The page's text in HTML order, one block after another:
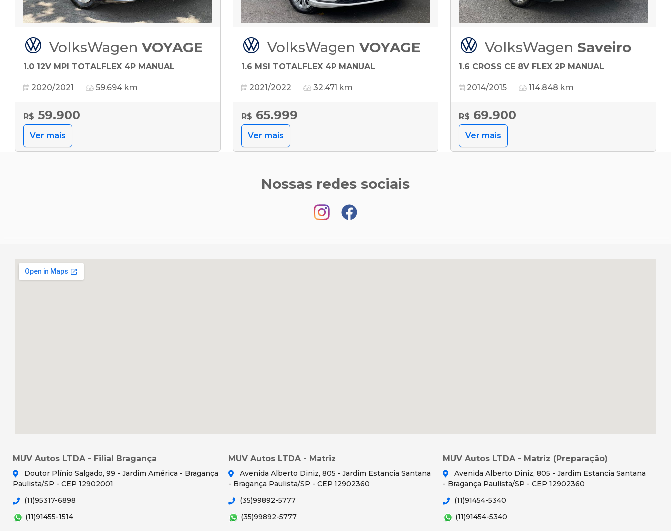
VolksWagen VOYAGE
1.0 12V MPI TOTALFLEX 4P MANUAL
2020/2021 59.694 km
R$ 59.900
Ver mais
VolksWagen VOYAGE
1.6 MSI TOTALFLEX 4P MANUAL
2021/2022 32.471 km
R$ 65.999
Ver mais
VolksWagen Saveiro
1.6 CROSS CE 8V FLEX 2P MANUAL
2014/2015 114.848 km
R$ 69.900
Ver mais
Nossas redes sociais
MUV Autos LTDA - Filial Bragança
Doutor Plínio Salgado, 99 - Jardim América - Bragança
Paulista/SP - CEP 12902001
(11)95317-6898
(11)91455-1514
MUV Autos LTDA - Matriz
Avenida Alberto Diniz, 805 - Jardim Estancia Santana
- Bragança Paulista/SP - CEP 12902360
(35)99892-5777
(35)99892-5777
MUV Autos LTDA - Matriz (Preparação)
Avenida Alberto Diniz, 805 - Jardim Estancia Santana
- Bragança Paulista/SP - CEP 12902360
(11)91454-5340
(11)91454-5340